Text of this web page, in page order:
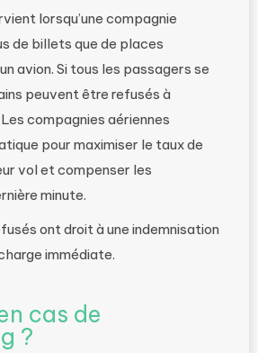
lorsqu’une compagnie
de billets que de places
avion. Si tous les passagers se
peuvent être refusés à
compagnies aériennes
pour maximiser le taux de
vol et compenser les
minute.
ont droit à une indemnisation
immédiate.
cas de
?